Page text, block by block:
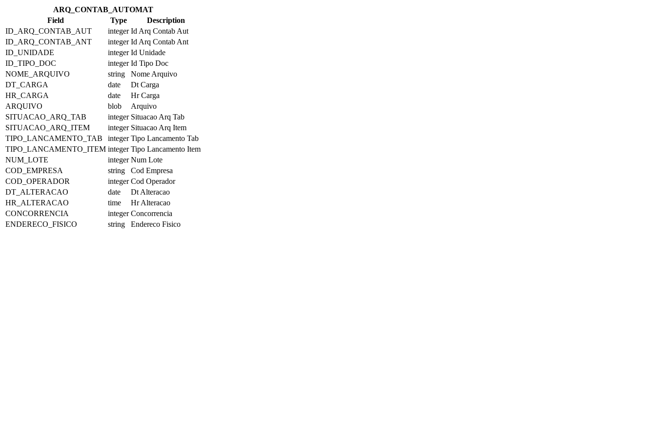
ARQ_CONTAB_AUTOMAT
Field
Type
Description
ID_ARQ_CONTAB_AUT
integer Id Arq Contab Aut
ID_ARQ_CONTAB_ANT
integer Id Arq Contab Ant
ID_UNIDADE
integer Id Unidade
ID_TIPO_DOC
integer Id Tipo Doc
NOME_ARQUIVO
string
Nome Arquivo
DT_CARGA
date
Dt Carga
HR_CARGA
date
Hr Carga
ARQUIVO
blob
Arquivo
SITUACAO_ARQ_TAB
integer Situacao Arq Tab
SITUACAO_ARQ_ITEM
integer Situacao Arq Item
TIPO_LANCAMENTO_TAB
integer Tipo Lancamento Tab
TIPO_LANCAMENTO_ITEM integer Tipo Lancamento Item
NUM_LOTE
integer Num Lote
COD_EMPRESA
string
Cod Empresa
COD_OPERADOR
integer Cod Operador
DT_ALTERACAO
date
Dt Alteracao
HR_ALTERACAO
time
Hr Alteracao
CONCORRENCIA
integer Concorrencia
ENDERECO_FISICO
string Endereco Fisico